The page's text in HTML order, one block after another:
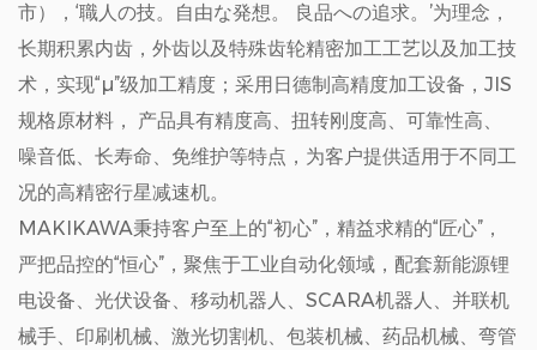
市），‘職人の技。自由な発想。 良品への追求。’为理念，
长期积累内齿，外齿以及特殊齿轮精密加工工艺以及加工技
术，实现“μ”级加工精度；采用日德制高精度加工设备，JIS
规格原材料， 产品具有精度高、扭转刚度高、可靠性高、
噪音低、长寿命、免维护等特点，为客户提供适用于不同工
况的高精密行星减速机。
MAKIKAWA秉持客户至上的“初心”，精益求精的“匠心”，
严把品控的“恒心”，聚焦于工业自动化领域，配套新能源锂
电设备、光伏设备、移动机器人、SCARA机器人、并联机
械手、印刷机械、激光切割机、包装机械、药品机械、弯管